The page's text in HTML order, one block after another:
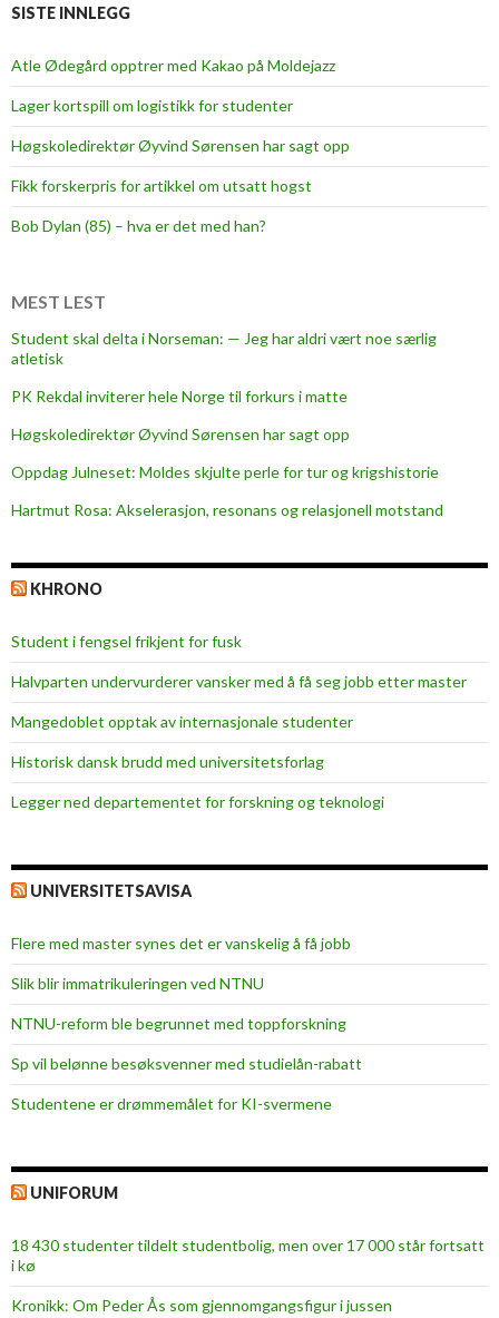
t
t
e
k
e
a
s
i
a
l
t
k
t
r
n
i
SISTE INNLEGG
Atle Ødegård opptrer med Kakao på Moldejazz
Lager kortspill om logistikk for studenter
Høgskoledirektør Øyvind Sørensen har sagt opp
Fikk forskerpris for artikkel om utsatt hogst
Bob Dylan (85) – hva er det med han?
MEST LEST
Student skal delta i Norseman: — Jeg har aldri vært noe særlig
atletisk
PK Rekdal inviterer hele Norge til forkurs i matte
Høgskoledirektør Øyvind Sørensen har sagt opp
Oppdag Julneset: Moldes skjulte perle for tur og krigshistorie
Hartmut Rosa: Akselerasjon, resonans og relasjonell motstand
KHRONO
Student i fengsel frikjent for fusk
Halvparten undervurderer vansker med å få seg jobb etter master
Mangedoblet opptak av internasjonale studenter
Historisk dansk brudd med universitetsforlag
Legger ned departementet for forskning og teknologi
UNIVERSITETSAVISA
Flere med master synes det er vanskelig å få jobb
Slik blir immatrikuleringen ved NTNU
NTNU-reform ble begrunnet med toppforskning
Sp vil belønne besøksvenner med studielån-rabatt
Studentene er drømmemålet for KI-svermene
UNIFORUM
18 430 studenter tildelt studentbolig, men over 17 000 står fortsatt
i kø
Kronikk: Om Peder Ås som gjennomgangsfigur i jussen